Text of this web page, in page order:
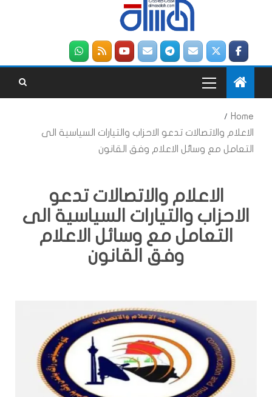
Home
الاعلام والاتصالات تدعو الاحزاب والتيارات السياسية الى
التعامل مع وسائل الاعلام وفق القانون
الاعلام والاتصالات تدعو
الاحزاب والتيارات السياسية الى
التعامل مع وسائل الاعلام
وفق القانون